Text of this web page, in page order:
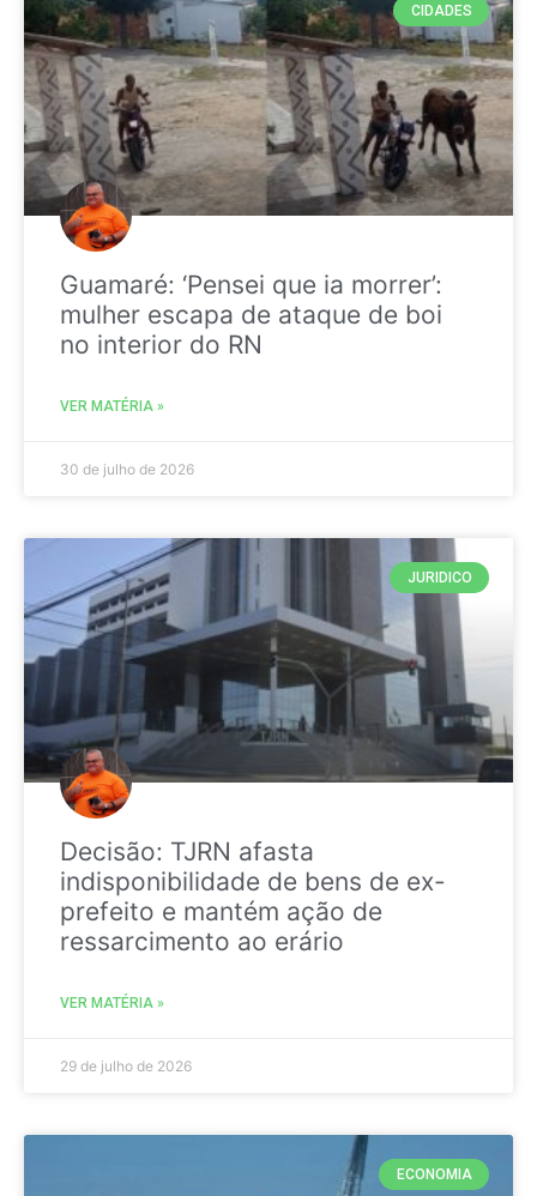
CIDADES
Guamaré: ‘Pensei que ia morrer’:
mulher escapa de ataque de boi
no interior do RN
VER MATÉRIA »
30 de julho de 2026
JURIDICO
Decisão: TJRN afasta
indisponibilidade de bens de ex-
prefeito e mantém ação de
ressarcimento ao erário
VER MATÉRIA »
29 de julho de 2026
ECONOMIA